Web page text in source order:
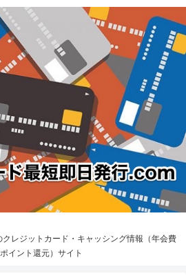
レジットカード・キャッシング情報（年会費
イント還元）サイト